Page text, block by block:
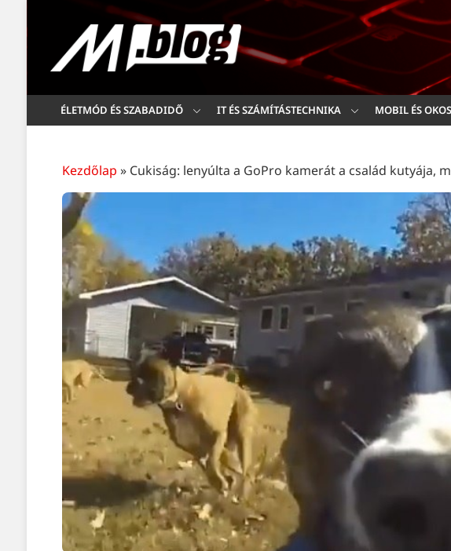
ÉLETMÓD ÉS SZABADIDŐ IT ÉS SZÁMÍTÁSTECHNIKA MOBIL ÉS
Kezdőlap » Cukiság: lenyúlta a GoPro kamerát a család kutyája,